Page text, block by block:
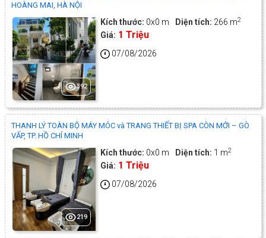
HOÀNG MAI, HÀ NỘI
392
Kích thước: 0x0 m Diện tích: 266 m2
Giá: 1 Triệu
07/08/2026
THANH LÝ TOÀN BỘ MÁY MÓC và TRANG THIẾT BỊ SPA CÒN MỚI – GÒ
VẤP, TP. HỒ CHÍ MINH
219
Kích thước: 0x0 m Diện tích: 1 m2
Giá: 1 Triệu
07/08/2026